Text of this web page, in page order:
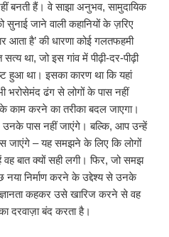
बनती हैं। वे साझा अनुभव, सामुदायिक
सुनाई जाने वाली कहानियों के ज़रिए
है’ की धारणा कोई गलतफहमी
था, जो इस गांव में पीढ़ी-दर-पीढ़ी
हुआ था। इसका कारण था कि यहां
भरोसेमंद ढंग से लोगों के पास नहीं
काम करने का तरीका बदल जाएगा।
पास नहीं जाएंगे। बल्कि, आप उन्हें
– यह समझने के लिए कि लोगों
बात क्यों सही लगी। फिर, जो समझ
निर्माण करने के उद्देश्य से उनके
कहकर उसे खारिज करने से वह
दरवाज़ा बंद करता है।